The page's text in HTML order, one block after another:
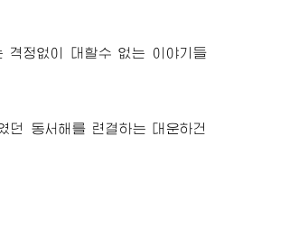
격정없이 대할수 없는 이야기들
던 동서해를 련결하는 대운하건